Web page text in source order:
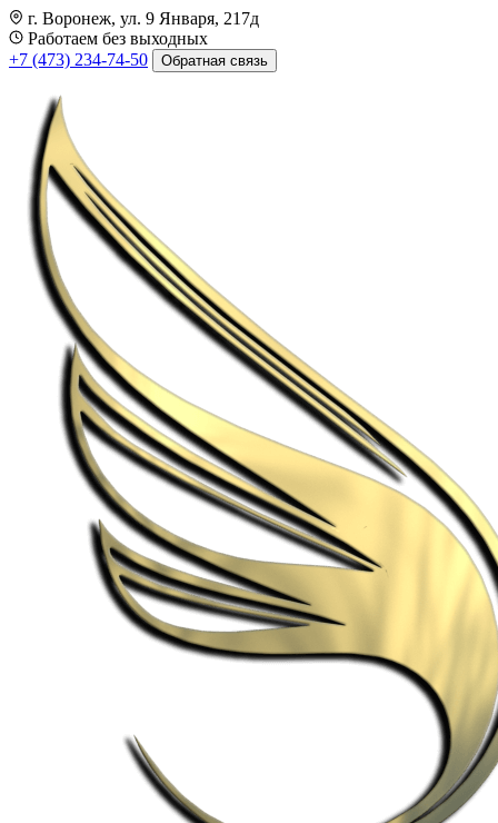
г. Воронеж, ул. 9 Января, 217д
Работаем без выходных
+7 (473) 234-74-50
Обратная связь